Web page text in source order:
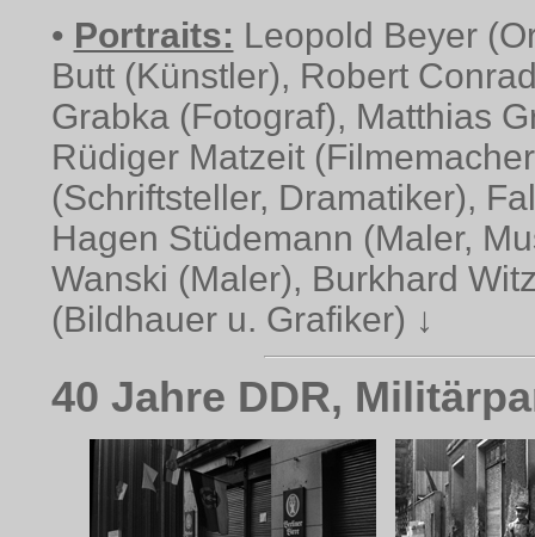
• Portraits: Leopold Beyer
Butt (Künstler), Robert
Grabka (Fotograf), Matthias
Rüdiger Matzeit
(Schriftsteller, Dramatiker),
Hagen Stüdemann (Maler,
Wanski (Maler), Burkhard
(Bildhauer u. Grafiker) ↓
40 Jahre DDR,